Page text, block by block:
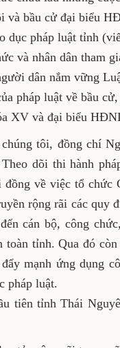
biểu Quốc hội
phối hợp phổ
hút đông đảo
là một trong
vững Luật
của pháp luật
đại biểu Quốc hội
chúng tôi, đồng
pháp luật và
trực tiếp tham
được tổ chức
luật về bầu cử
viên chức, lực
Qua đó còn
luật và đẩy
truyền, phổ